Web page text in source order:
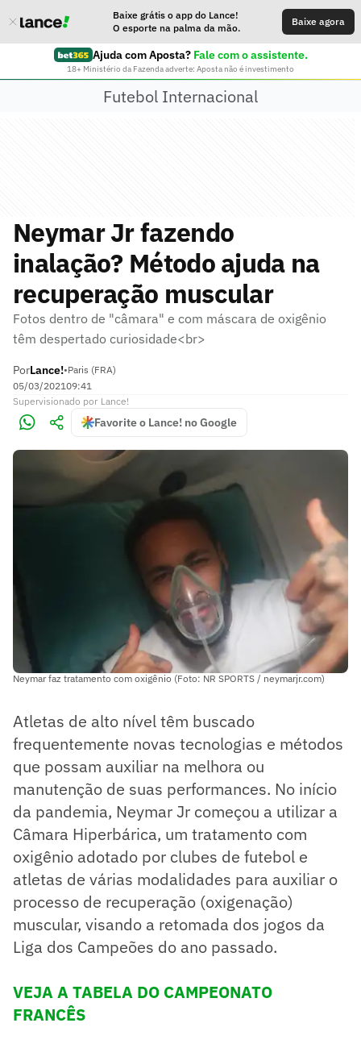
Baixe grátis o app do Lance!
O esporte na palma da mão.
Baixe agora
Ajuda com Aposta? Fale com o assistente.
18+ Ministério da Fazenda adverte: Aposta não é investimento
Futebol Internacional
Neymar Jr fazendo
inalação? Método ajuda na
recuperação muscular
Fotos dentro de "câmara" e com máscara de oxigênio
têm despertado curiosidade<br>
PorLance!•Paris (FRA)
05/03/202109:41
Supervisionado por Lance!
Favorite o Lance! no Google
Neymar faz tratamento com oxigênio (Foto: NR SPORTS / neymarjr.com)
Atletas de alto nível têm buscado
frequentemente novas tecnologias e métodos
que possam auxiliar na melhora ou
manutenção de suas performances. No início
da pandemia, Neymar Jr começou a utilizar a
Câmara Hiperbárica, um tratamento com
oxigênio adotado por clubes de futebol e
atletas de várias modalidades para auxiliar o
processo de recuperação (oxigenação)
muscular, visando a retomada dos jogos da
Liga dos Campeões do ano passado.
VEJA A TABELA DO CAMPEONATO
FRANCÊS